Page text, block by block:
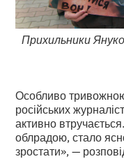
Прихильники
Особливо тривожною
російських
активно
облрадою, стало
зростати», —